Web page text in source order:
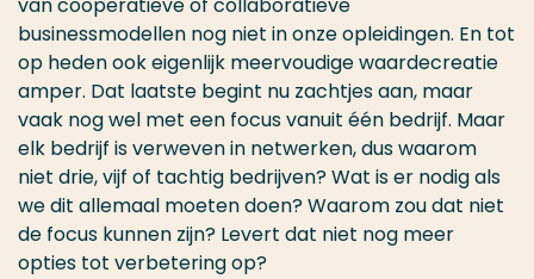
van coöperatieve of collaboratieve
businessmodellen nog niet in onze opleidingen. En tot
op heden ook eigenlijk meervoudige waardecreatie
amper. Dat laatste begint nu zachtjes aan, maar
vaak nog wel met een focus vanuit één bedrijf. Maar
elk bedrijf is verweven in netwerken, dus waarom
niet drie, vijf of tachtig bedrijven? Wat is er nodig als
we dit allemaal moeten doen? Waarom zou dat niet
de focus kunnen zijn? Levert dat niet nog meer
opties tot verbetering op?